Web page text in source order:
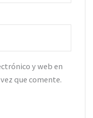
y web en
que comente.